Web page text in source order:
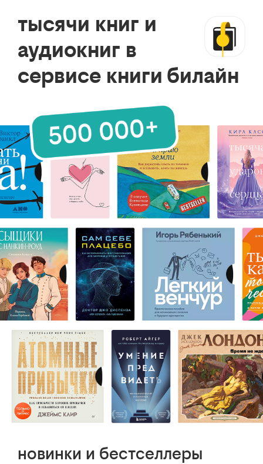
тысячи книг и
аудиокниг в
сервисе книги билайн
новинки и бестселлеры